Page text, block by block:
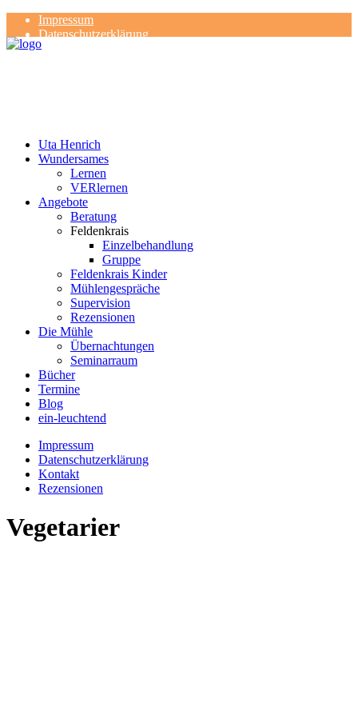
Impressum
Datenschutzerklärung
Kontakt
Uta Henrich
Wundersames
Lernen
VERlernen
Angebote
Beratung
Feldenkrais
Einzelbehandlung
Gruppe
Feldenkrais Kinder
Mühlengespräche
Supervision
Rezensionen
Die Mühle
Übernachtungen
Seminarraum
Bücher
Termine
Blog
ein-leuchtend
Impressum
Datenschutzerklärung
Kontakt
Rezensionen
Vegetarier